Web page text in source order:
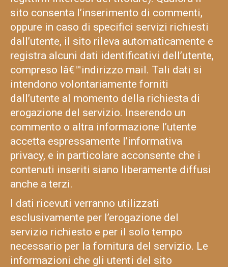
sito consenta l’inserimento di commenti,
oppure in caso di specifici servizi richiesti
dall’utente, il sito rileva automaticamente e
registra alcuni dati identificativi dell’utente,
compreso lâ€™indirizzo mail. Tali dati si
intendono volontariamente forniti
dall’utente al momento della richiesta di
erogazione del servizio. Inserendo un
commento o altra informazione l’utente
accetta espressamente l’informativa
privacy, e in particolare acconsente che i
contenuti inseriti siano liberamente diffusi
anche a terzi.
I dati ricevuti verranno utilizzati
esclusivamente per l’erogazione del
servizio richiesto e per il solo tempo
necessario per la fornitura del servizio. Le
informazioni che gli utenti del sito